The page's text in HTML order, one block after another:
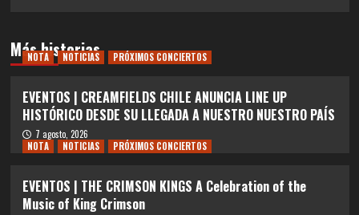
Más historias
NOTA NOTICIAS PRÓXIMOS CONCIERTOS
EVENTOS | CREAMFIELDS CHILE ANUNCIA LINE UP
HISTÓRICO DESDE SU LLEGADA A NUESTRO NUESTRO PAÍS
7 agosto, 2026
NOTA
NOTICIAS PRÓXIMOS CONCIERTOS
EVENTOS | THE CRIMSON KINGS A Celebration of the
Music of King Crimson